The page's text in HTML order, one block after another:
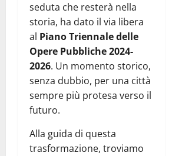
seduta che resterà nella
storia, ha dato il via libera
al Piano Triennale delle
Opere Pubbliche 2024-
2026. Un momento storico,
senza dubbio, per una città
sempre più protesa verso il
futuro.
Alla guida di questa
trasformazione, troviamo